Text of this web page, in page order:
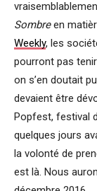
Sombreen
Weekly, les
pourront pas tenir
on s’en doutait
devaient être
Popfest, festival
quelques jours
la volonté de
est là. Nous